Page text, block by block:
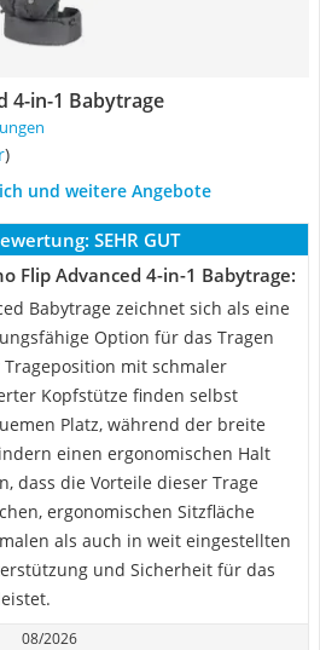
4-in-1 Babytrage
)
und weitere Angebote
SEHR GUT
Flip Advanced 4-in-1 Babytrage:
Babytrage zeichnet sich als eine
Option für das Tragen
Trageposition mit schmaler
Kopfstütze finden selbst
Platz, während der breite
einen ergonomischen Halt
dass die Vorteile dieser Trage
ergonomischen Sitzfläche
als auch in weit eingestellten
und Sicherheit für das
08/2026